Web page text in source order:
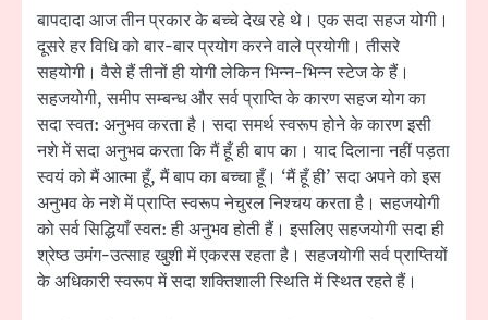
बापदादा आज तीन प्रकार के बच्चे देख रहे थे। एक सदा सहज योगी।
दूसरे हर विधि को बार-बार प्रयोग करने वाले प्रयोगी। तीसरे
सहयोगी। वैसे हैं तीनों ही योगी लेकिन भिन्न-भिन्न स्टेज के हैं।
सहजयोगी, समीप सम्बन्ध और सर्व प्राप्ति के कारण सहज योग का
सदा स्वत: अनुभव करता है। सदा समर्थ स्वरूप होने के कारण इसी
नशे में सदा अनुभव करता कि मैं हूँ ही बाप का। याद दिलाना नहीं पड़ता
स्वयं को मैं आत्मा हूँ, मैं बाप का बच्चा हूँ। ‘मैं हूँ ही’ सदा अपने को इस
अनुभव के नशे में प्राप्ति स्वरूप नेचुरल निश्चय करता है। सहजयोगी
को सर्व सिद्धियाँ स्वत: ही अनुभव होती हैं। इसलिए सहजयोगी सदा ही
श्रेष्ठ उमंग-उत्साह खुशी में एकरस रहता है। सहजयोगी सर्व प्राप्तियों
के अधिकारी स्वरूप में सदा शक्तिशाली स्थिति में स्थित रहते हैं।